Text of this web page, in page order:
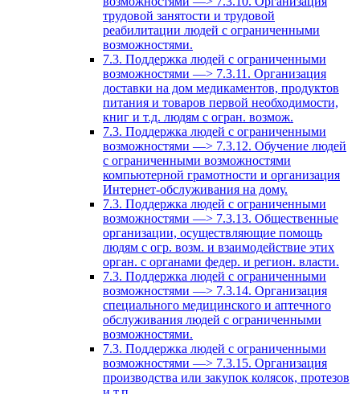
трудовой занятости и трудовой
реабилитации людей с ограниченными
возможностями.
7.3. Поддержка людей с ограниченными
возможностями —> 7.3.11. Организация
доставки на дом медикаментов, продуктов
питания и товаров первой необходимости,
книг и т.д. людям с огран. возмож.
7.3. Поддержка людей с ограниченными
возможностями —> 7.3.12. Обучение людей
с ограниченными возможностями
компьютерной грамотности и организация
Интернет-обслуживания на дому.
7.3. Поддержка людей с ограниченными
возможностями —> 7.3.13. Общественные
организации, осуществляющие помощь
людям с огр. возм. и взаимодействие этих
орган. с органами федер. и регион. власти.
7.3. Поддержка людей с ограниченными
возможностями —> 7.3.14. Организация
специального медицинского и аптечного
обслуживания людей с ограниченными
возможностями.
7.3. Поддержка людей с ограниченными
возможностями —> 7.3.15. Организация
производства или закупок колясок, протезов